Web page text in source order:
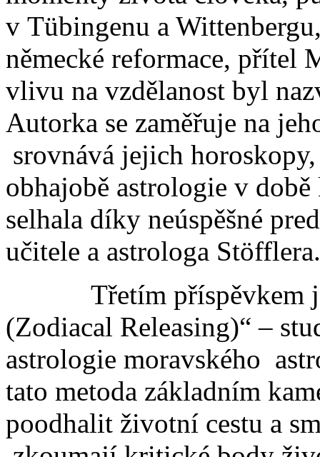
v Tübingenu a
německé reformace, přítel
vlivu na vzdělanost byl
Autorka se zaměřuje na
srovnává jejich
obhajobě astrologie v
selhala díky neúspěšné
učitele a astrologa Stöfflera.
Třetím příspěvkem je
(Zodiacal Releasing)“ –
astrologie moravského
tato metoda základním
poodhalit životní cestu a